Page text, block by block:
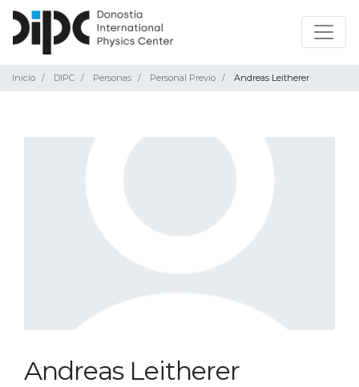
Inicio DIPC Personas Personal Previo Andreas Leitherer
Andreas Leitherer